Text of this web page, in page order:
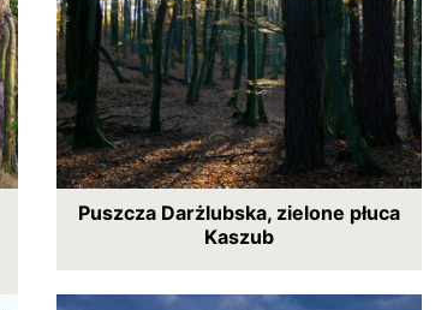
Puszcza Darżlubska, zielone płuca
Kaszub